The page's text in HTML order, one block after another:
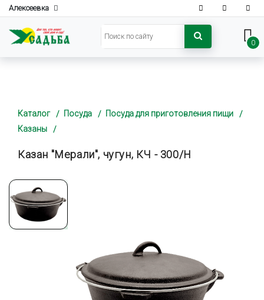
Алексеевка
0
Каталог Посуда
Посуда для приготовления пищи
Казаны
Казан "Мерали", чугун, КЧ - 300/Н